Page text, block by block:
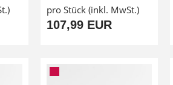
pro Stück (inkl. MwSt.)
107,99 EUR